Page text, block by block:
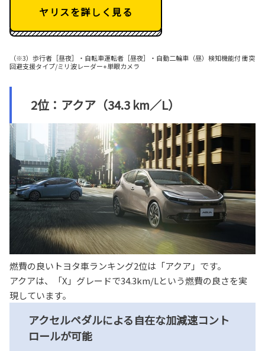
ヤリスを詳しく見る
（※3）歩行者［昼夜］・自転車運転者［昼夜］・自動二輪車（昼）検知機能付 衝突
回避支援タイプ/ミリ波レーダー+単眼カメラ
2位：アクア（34.3 km／L）
燃費の良いトヨタ車ランキング2位は「アクア」です。
アクアは、「X」グレードで34.3km/Lという燃費の良さを実
現しています。
アクセルペダルによる自在な加減速コント
ロールが可能